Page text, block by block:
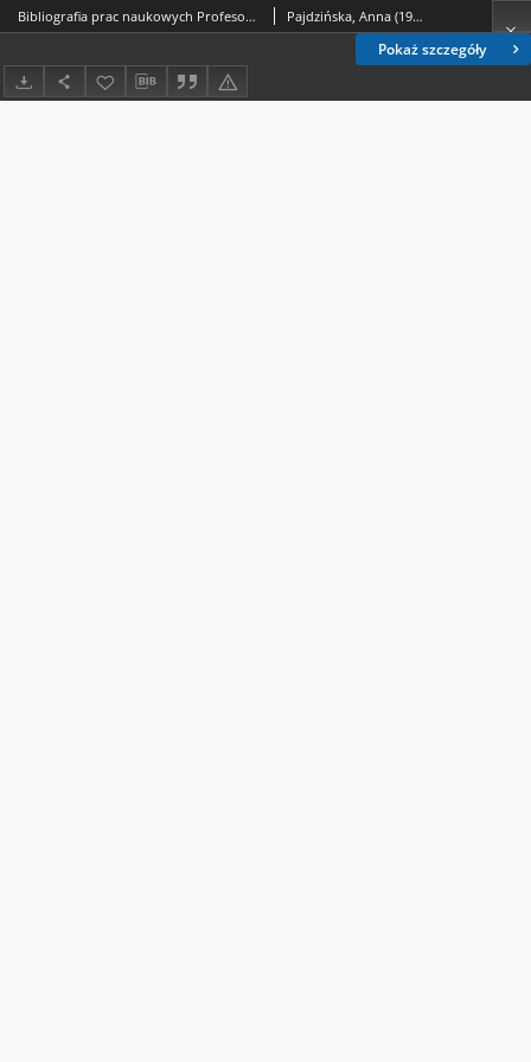
Pokaż szczegóły
Bibliografia prac naukowych Profesora Andrzeja Marii Lewickiego Pajdzińska, Anna (1953- )